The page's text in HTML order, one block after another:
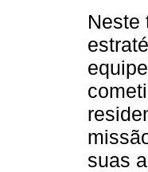
Neste
suas